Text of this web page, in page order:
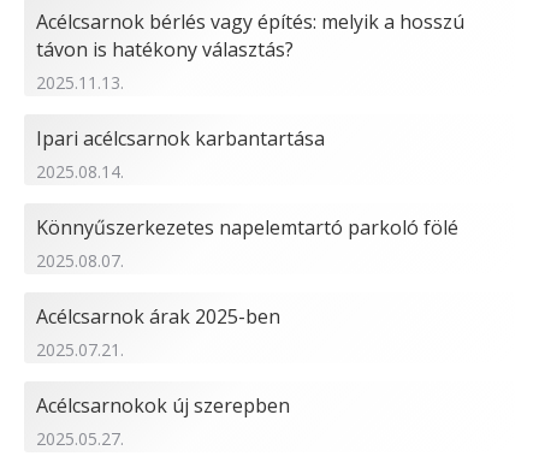
Acélcsarnok bérlés vagy építés: melyik a hosszú
távon is hatékony választás?
2025.11.13.
Ipari acélcsarnok karbantartása
2025.08.14.
Könnyűszerkezetes napelemtartó parkoló fölé
2025.08.07.
Acélcsarnok árak 2025-ben
2025.07.21.
Acélcsarnokok új szerepben
2025.05.27.